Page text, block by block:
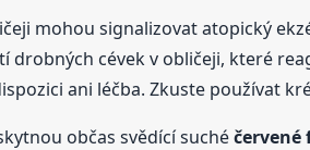
mohou signalizovat atopický
drobných cévek v obličeji, které
ani léčba. Zkuste používat
občas svědící suchéčervené